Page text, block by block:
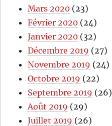
Mars 2020 (23)
Février 2020 (24)
Janvier 2020 (32)
Décembre 2019 (27)
Novembre 2019 (24)
Octobre 2019 (22)
Septembre 2019 (26)
Août 2019 (29)
Juillet 2019 (26)